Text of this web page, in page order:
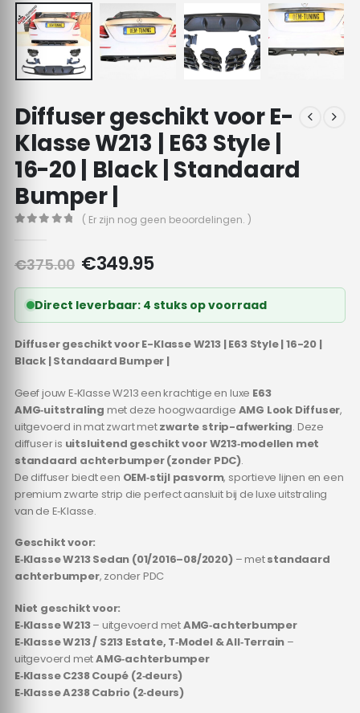
Diffuser geschikt voor E-
Klasse W213 | E63 Style |
16-20 | Black | Standaard
Bumper |
( Er zijn nog geen beoordelingen. )
€375.00 Oorspronkelijke
was:
€375.00.
€349.95Huidige
is:
€349.95.
Direct leverbaar: 4 stuks op voorraad
Diffuser geschikt voor E-Klasse W213 | E63 Style | 16-20 |
Black | Standaard Bumper |
Geef jouw E‑Klasse W213 een krachtige en luxe E63
AMG‑uitstraling met deze hoogwaardige AMG Look Diffuser,
uitgevoerd in mat zwart metzwarte strip-afwerking. Deze
diffuser is uitsluitend geschikt voor W213‑modellen met
standaard achterbumper (zonder PDC).
De diffuser biedt een OEM‑stijl pasvorm, sportieve lijnen en een
premium zwarte strip die perfect aansluit bij de luxe uitstraling
van de E‑Klasse.
Geschikt voor:
E‑Klasse W213 Sedan (01/2016–08/2020)– metstandaard
achterbumper, zonder PDC
Niet geschikt voor:
E‑Klasse W213– uitgevoerd metAMG‑achterbumper
E‑Klasse W213 / S213 Estate, T‑Model & All‑Terrain –
uitgevoerd metAMG‑achterbumper
E‑Klasse C238 Coupé (2‑deurs)
E‑Klasse A238 Cabrio (2‑deurs)